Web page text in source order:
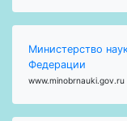
Министерство
Федерации
www.minobrnauki.gov.ru